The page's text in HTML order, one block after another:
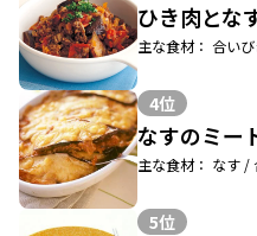
ひき肉とな
主な食材： 合い
4位
なすのミー
主な食材： なす /
5位